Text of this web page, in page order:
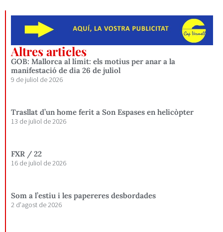
Altres articles
GOB: Mallorca al límit: els motius per anar a la
manifestació de dia 26 de juliol
9 de juliol de 2026
Trasllat d’un home ferit a Son Espases en helicòpter
13 de juliol de 2026
FXR / 22
16 de juliol de 2026
Som a l’estiu i les papereres desbordades
2 d'agost de 2026